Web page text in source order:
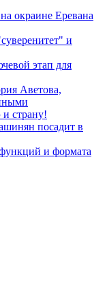
окраине Еревана
и
этап для
Аветова,
страну!
посадит в
и формата